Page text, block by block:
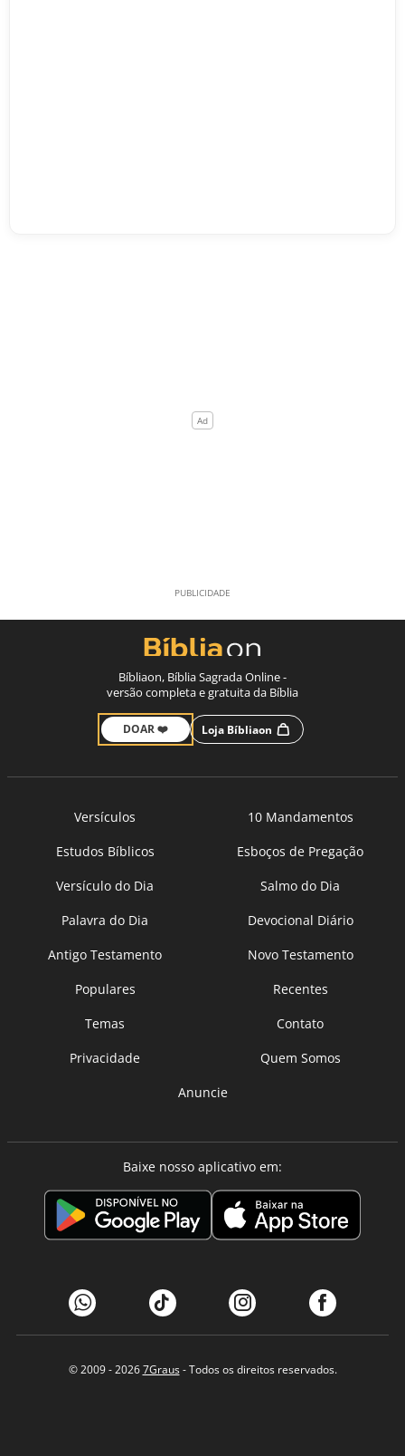
Bíbliaon, Bíblia Sagrada Online -
versão completa e gratuita da Bíblia
DOAR ❤️ Loja Bíbliaon
Versículos
10 Mandamentos
Estudos Bíblicos
Esboços de Pregação
Versículo do Dia
Salmo do Dia
Palavra do Dia
Devocional Diário
Antigo Testamento
Novo Testamento
Populares
Recentes
Temas
Contato
Privacidade
Quem Somos
Anuncie
Baixe nosso aplicativo em:
© 2009 - 20267Graus- Todos os direitos reservados.